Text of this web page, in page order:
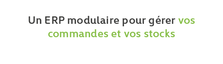
Un ERP modulaire pour gérer vos
commandes et vos stocks